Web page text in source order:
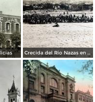
Crecida del Rio Nazas en Torreón, Coahuila ( Circulada el 4 de Octubre de 1910 ).